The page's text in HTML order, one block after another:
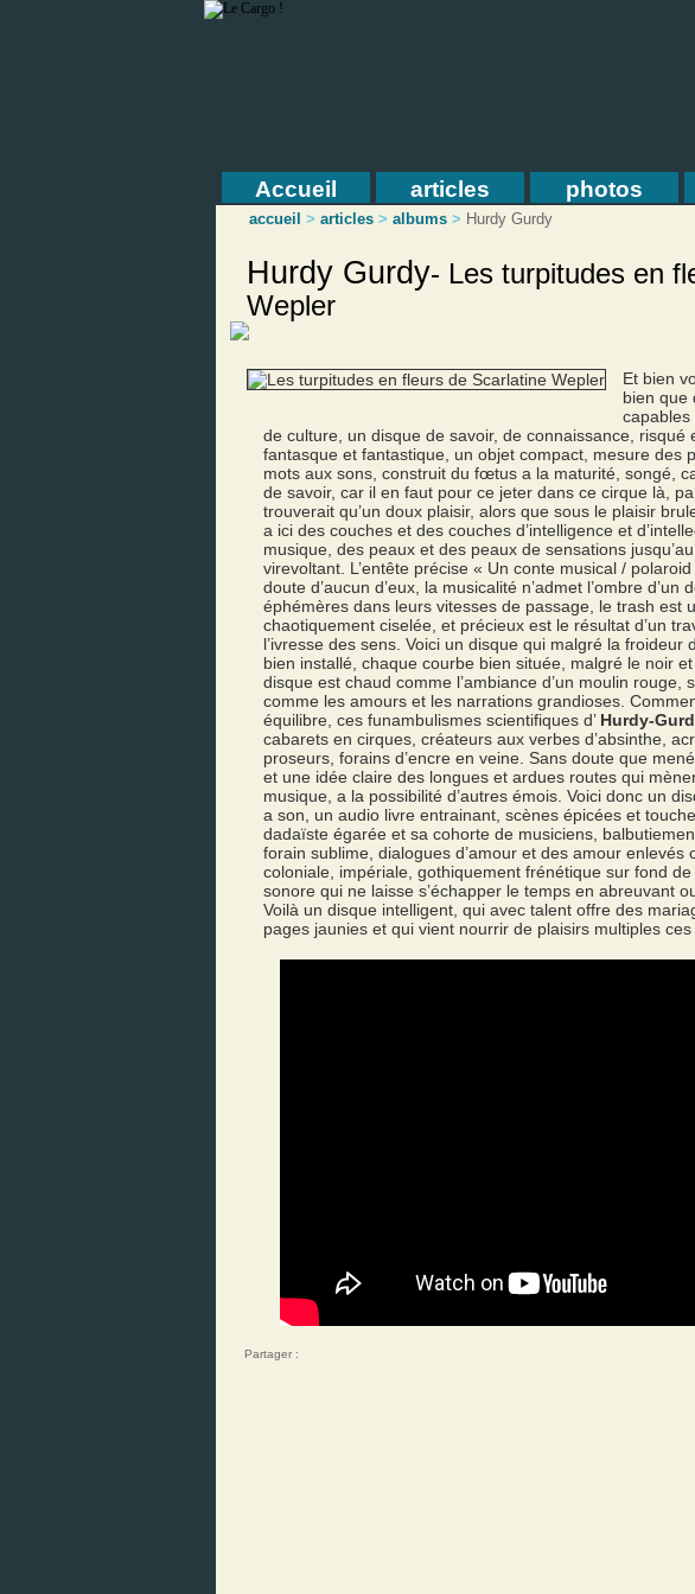
Accueil articles photos
accueil > articles > albums > Hurdy Gurdy
Hurdy Gurdy- Les turpitudes en
Wepler
Et bien
bien que
capables
de culture, un disque de savoir, de connaissance, risqué
fantasque et fantastique, un objet compact, mesure des
mots aux sons, construit du fœtus a la maturité, songé,
de savoir, car il en faut pour ce jeter dans ce cirque là,
trouverait qu’un doux plaisir, alors que sous le plaisir
a ici des couches et des couches d’intelligence et
musique, des peaux et des peaux de sensations
virevoltant. L’entête précise « Un conte musical /
doute d’aucun d’eux, la musicalité n’admet l’ombre
éphémères dans leurs vitesses de passage, le trash est
chaotiquement ciselée, et précieux est le résultat d’un
l’ivresse des sens. Voici un disque qui malgré la froideur
bien installé, chaque courbe bien située, malgré le noir
disque est chaud comme l’ambiance d’un moulin rouge,
comme les amours et les narrations grandioses.
équilibre, ces funambulismes scientifiques d’ Hurdy-
cabarets en cirques, créateurs aux verbes d’absinthe,
proseurs, forains d’encre en veine. Sans doute que
et une idée claire des longues et ardues routes qui
musique, a la possibilité d’autres émois. Voici donc un
a son, un audio livre entrainant, scènes épicées et
dadaïste égarée et sa cohorte de musiciens,
forain sublime, dialogues d’amour et des amour enlevés
coloniale, impériale, gothiquement frénétique sur fond
sonore qui ne laisse s’échapper le temps en abreuvant
Voilà un disque intelligent, qui avec talent offre des
pages jaunies et qui vient nourrir de plaisirs multiples ces
Partager :